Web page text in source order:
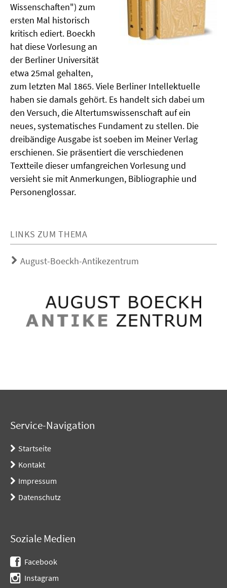
Wissenschaften") zum
ersten Mal historisch
kritisch ediert. Boeckh
hat diese Vorlesung an
der Berliner Universität
etwa 25mal gehalten,
zum letzten Mal 1865. Viele Berliner Intellektuelle
haben sie damals gehört. Es handelt sich dabei um
den Versuch, die Altertumswissenschaft auf ein
neues, systematisches Fundament zu stellen. Die
dreibändige Ausgabe ist soeben im Meiner Verlag
erschienen. Sie präsentiert die verschiedenen
Textteile dieser umfangreichen Vorlesung und
versieht sie mit Anmerkungen, Bibliographie und
Personenglossar.
LINKS ZUM THEMA
August-Boeckh-Antikezentrum
Service-Navigation
Startseite
Kontakt
Impressum
Datenschutz
Soziale Medien
Facebook
Instagram